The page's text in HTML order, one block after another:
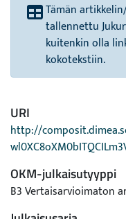
Tämän
tallennettu
kuitenkin olla
kokotekstiin.
URI
http://
OKM-julkaisutyyppi
B3 Vertaisarvioimaton